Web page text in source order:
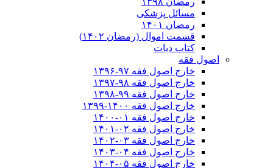
مسائل پزشکی
رمضان ۱۴۰۱
قسمت اموال (رمضان ۱۴۰۲)
کتاب دیات
اصول فقه
خارج اصول فقه ۹۷-۱۳۹۶
خارج اصول فقه ۹۸-۱۳۹۷
خارج اصول فقه ۹۹-۱۳۹۸
خارج اصول فقه ۱۴۰۰-۱۳۹۹
خارج اصول فقه ۰۱-۱۴۰۰
خارج اصول فقه ۰۲-۱۴۰۱
خارج اصول فقه ۰۳-۱۴۰۲
خارج اصول فقه ۰۴-۱۴۰۳
خارج اصول فقه ۰۵-۱۴۰۴